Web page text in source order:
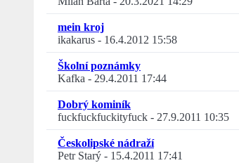
mein kroj
ikakarus - 16.4.2012 15:58
Školní poznámky
Kafka - 29.4.2011 17:44
Dobrý kominík
fuckfuckfuckityfuck - 27.9.2011 10:35
Českolipské nádraží
Petr Starý - 15.4.2011 17:41